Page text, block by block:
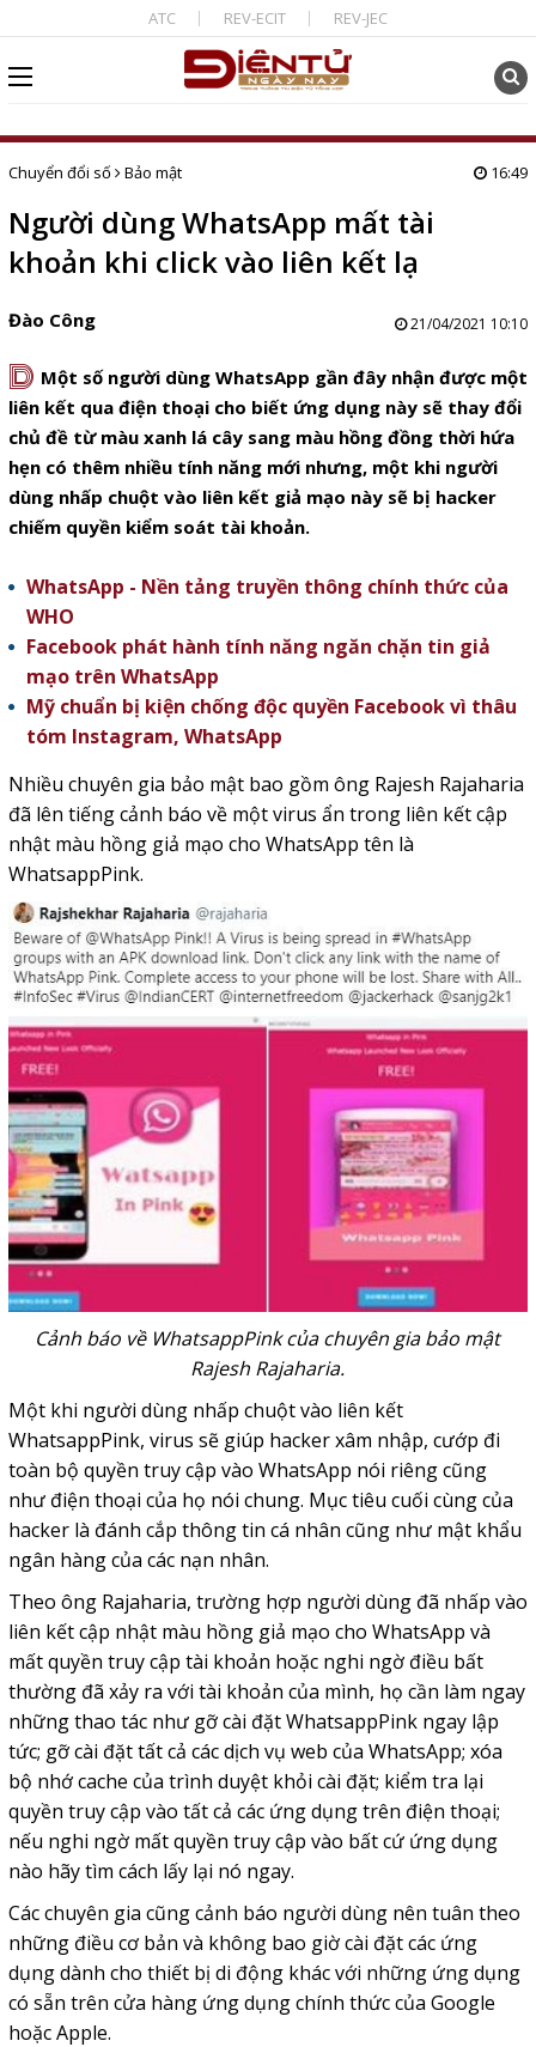
ATC REV-ECIT REV-JEC
Chuyển đổi số Bảo mật 16:49
Người dùng WhatsApp mất tài
khoản khi click vào liên kết lạ
Đào Công 21/04/2021 10:10
D Một số người dùng WhatsApp gần đây nhận được một
liên kết qua điện thoại cho biết ứng dụng này sẽ thay đổi
chủ đề từ màu xanh lá cây sang màu hồng đồng thời hứa
hẹn có thêm nhiều tính năng mới nhưng, một khi người
dùng nhấp chuột vào liên kết giả mạo này sẽ bị hacker
chiếm quyền kiểm soát tài khoản.
WhatsApp - Nền tảng truyền thông chính thức của
WHO
Facebook phát hành tính năng ngăn chặn tin giả
mạo trên WhatsApp
Mỹ chuẩn bị kiện chống độc quyền Facebook vì thâu
tóm Instagram, WhatsApp
Nhiều chuyên gia bảo mật bao gồm ông Rajesh Rajaharia
đã lên tiếng cảnh báo về một virus ẩn trong liên kết cập
nhật màu hồng giả mạo cho WhatsApp tên là
WhatsappPink.
Cảnh báo về WhatsappPink của chuyên gia bảo mật
Rajesh Rajaharia.
Một khi người dùng nhấp chuột vào liên kết
WhatsappPink, virus sẽ giúp hacker xâm nhập, cướp đi
toàn bộ quyền truy cập vào WhatsApp nói riêng cũng
như điện thoại của họ nói chung. Mục tiêu cuối cùng của
hacker là đánh cắp thông tin cá nhân cũng như mật khẩu
ngân hàng của các nạn nhân.
Theo ông Rajaharia, trường hợp người dùng đã nhấp vào
liên kết cập nhật màu hồng giả mạo cho WhatsApp và
mất quyền truy cập tài khoản hoặc nghi ngờ điều bất
thường đã xảy ra với tài khoản của mình, họ cần làm ngay
những thao tác như gỡ cài đặt WhatsappPink ngay lập
tức; gỡ cài đặt tất cả các dịch vụ web của WhatsApp; xóa
bộ nhớ cache của trình duyệt khỏi cài đặt; kiểm tra lại
quyền truy cập vào tất cả các ứng dụng trên điện thoại;
nếu nghi ngờ mất quyền truy cập vào bất cứ ứng dụng
nào hãy tìm cách lấy lại nó ngay.
Các chuyên gia cũng cảnh báo người dùng nên tuân theo
những điều cơ bản và không bao giờ cài đặt các ứng
dụng dành cho thiết bị di động khác với những ứng dụng
có sẵn trên cửa hàng ứng dụng chính thức của Google
hoặc Apple.